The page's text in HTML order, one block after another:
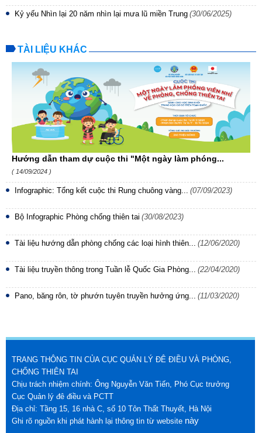
Kỷ yếu Nhìn lại 20 năm nhìn lại mưa lũ miền Trung (30/06/2025)
TÀI LIỆU KHÁC
Hướng dẫn tham dự cuộc thi "Một ngày làm phóng...
( 14/09/2024 )
Infographic: Tổng kết cuộc thi Rung chuông vàng... (07/09/2023)
Bộ Infographic Phòng chống thiên tai (30/08/2023)
Tài liệu hướng dẫn phòng chống các loại hình thiên... (12/06/2020)
Tài liệu truyền thông trong Tuần lễ Quốc Gia Phòng... (22/04/2020)
Pano, băng rôn, tờ phướn tuyên truyền hưởng ứng... (11/03/2020)
TRANG THÔNG TIN CỦA CỤC QUẢN LÝ ĐÊ ĐIỀU VÀ PHÒNG,
CHỐNG THIÊN TAI
Chịu trách nhiệm chính: Ông Nguyễn Văn Tiến, Phó Cục trưởng
Cục Quản lý đê điều và PCTT
Địa chỉ: Tầng 15, 16 nhà C, số 10 Tôn Thất Thuyết, Hà Nội
Ghi rõ nguồn khi phát hành lại thông tin từ website này